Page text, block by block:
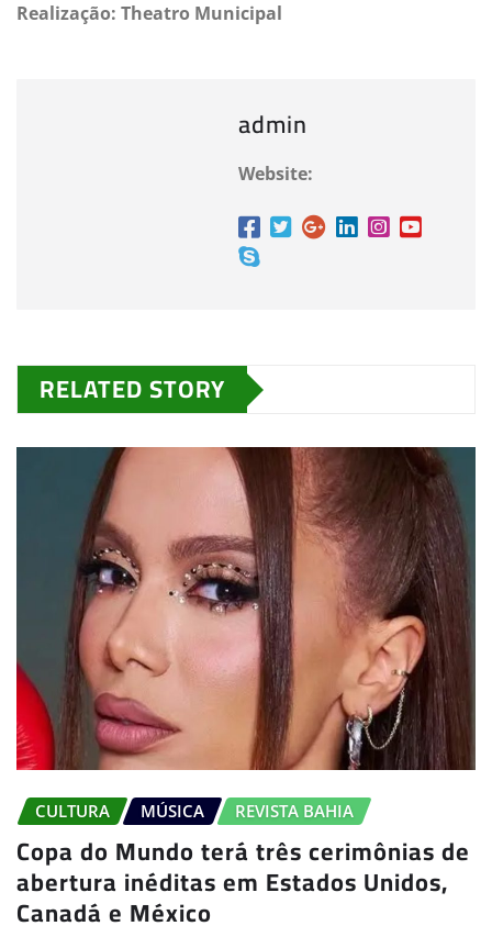
Realização: Theatro Municipal
admin
Website:
RELATED STORY
CULTURA MÚSICA REVISTA BAHIA
Copa do Mundo terá três cerimônias de
abertura inéditas em Estados Unidos,
Canadá e México